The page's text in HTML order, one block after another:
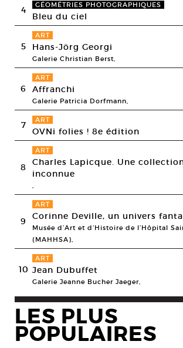
4 GÉOMÉTRIES PHOTOGRAPHIQUES
Bleu du ciel
5
ART
Hans-Jörg Georgi
Galerie Christian Berst,
6
ART
Affranchi
Galerie Patricia Dorfmann,
7 ART
OVNi folies ! 8e édition
8
ART
Charles Lapicque. Une
inconnue
,
9
ART
Corinne Deville, un univers
Musée d’Art et d’Histoire de l’Hôpital
(MAHHSA),
10
ART
Jean Dubuffet
Galerie Jeanne Bucher Jaeger,
LES PLUS
POPULAIRES